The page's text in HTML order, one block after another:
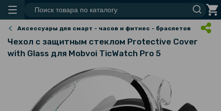
Аксессуары для смарт - часов и фитнес - браслетов
Чехол с защитным стеклом Protective Cover
with Glass для Mobvoi TicWatch Pro 5